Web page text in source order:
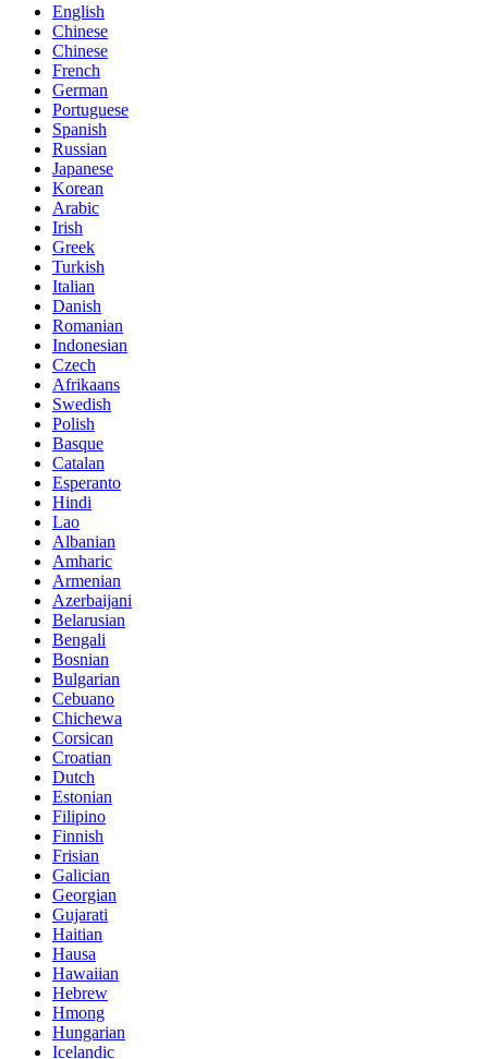
English
Chinese
Chinese
French
German
Portuguese
Spanish
Russian
Japanese
Korean
Arabic
Irish
Greek
Turkish
Italian
Danish
Romanian
Indonesian
Czech
Afrikaans
Swedish
Polish
Basque
Catalan
Esperanto
Hindi
Lao
Albanian
Amharic
Armenian
Azerbaijani
Belarusian
Bengali
Bosnian
Bulgarian
Cebuano
Chichewa
Corsican
Croatian
Dutch
Estonian
Filipino
Finnish
Frisian
Galician
Georgian
Gujarati
Haitian
Hausa
Hawaiian
Hebrew
Hmong
Hungarian
Icelandic